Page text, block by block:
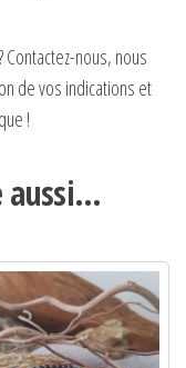
nous, nous
de vos indications et
!
aussi…